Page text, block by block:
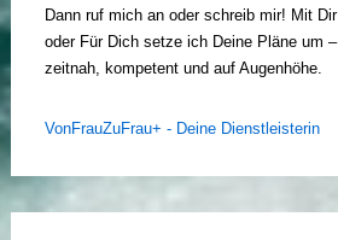
Dann ruf mich an oder schreib mir! Mit Dir
oder Für Dich setze ich Deine Pläne um –
zeitnah, kompetent und auf Augenhöhe.
VonFrauZuFrau+ - Deine Dienstleisterin